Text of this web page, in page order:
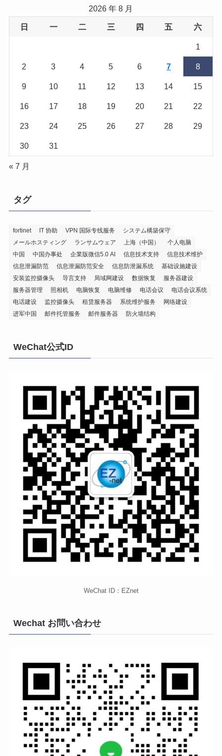
2026 年 8 月
日 一 二 三 四 五 六
1
2 3 4 5 6 7 8
9 10 11 12 13 14 15
16 17 18 19 20 21 22
23 24 25 26 27 28 29
30 31
« 7 月
タグ
fortinet IT 协助 VPN 国际专线服务
システム構築保守
メールホスティング
ランサムウェア 上海（中国）
个人电脑
中国
中国办事处 企業版微信5.0 AI 信息技术支持
信息技术维护
信息泄漏防范
信息泄漏防范安全 信息防泄漏系统
基础设施建设
安装监控摄像头
导言支持 局域网建设 数据恢复
服务器建设
服务器管理
照相机 电脑恢复 电脑维修 电话会议
电话会议系统
电话建设
监控摄像头 租赁服务器 系统维护服务
网络建设
进军中国
邮件托管服务 邮件服务器 防火墙结构
WeChat公式ID
WeChat ID：EZnet
Wechat お問い合わせ